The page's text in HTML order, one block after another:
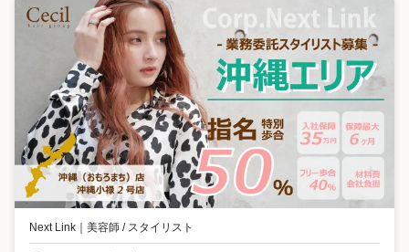
Next Link 美容師 / スタイリスト